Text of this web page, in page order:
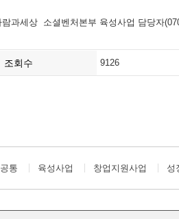
과세상 소셜벤처본부 육성사업 담당자
조회수 9126
공통 육성사업 창업지원사업 성